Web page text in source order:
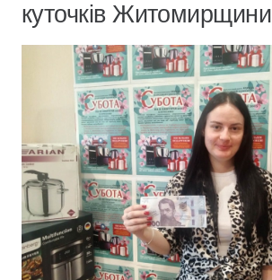
куточків Житомирщини